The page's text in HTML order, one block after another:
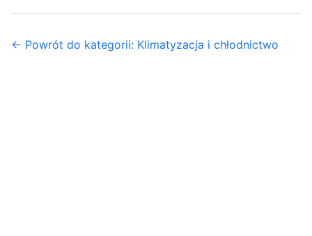
← Powrót do kategorii: Klimatyzacja i chłodnictwo